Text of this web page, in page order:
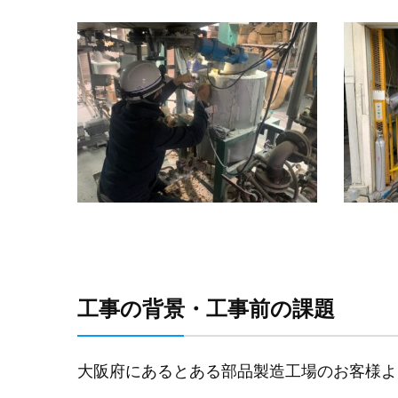
工事の背景・工事前の課題
大阪府にあるとある部品製造工場のお客様